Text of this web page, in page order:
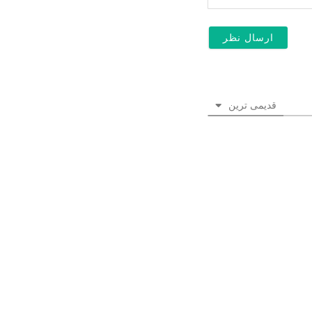
قدیمی ترین